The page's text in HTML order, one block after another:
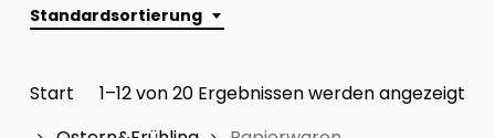
Standardsortierung
1–12 von 20 Ergebnissen werden angezeigt
Start